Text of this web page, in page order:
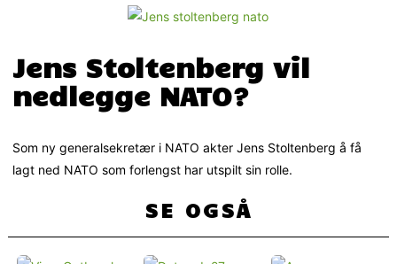
Jens Stoltenberg vil
nedlegge NATO?
Som ny generalsekretær i NATO akter Jens Stoltenberg å få
lagt ned NATO som forlengst har utspilt sin rolle.
SE OGSÅ